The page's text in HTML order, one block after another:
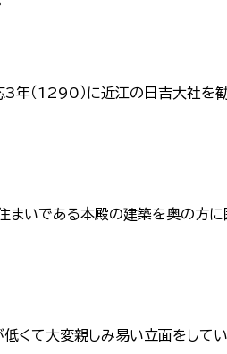
年（1290）に近江の日吉大社を
いである本殿の建築を奥の方に
くて大変親しみ易い立面をして